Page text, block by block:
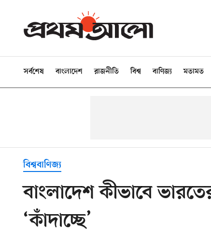
সর্বশেষ বাংলাদেশ রাজনীতি বিশ্ব বাণিজ্য মতামত
বিশ্ববাণিজ্য
বাংলাদেশ কীভাবে
‘কাঁদাচ্ছে’